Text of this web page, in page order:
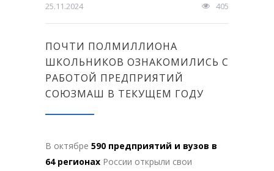
25.11.2024 405
ПОЧТИ ПОЛМИЛЛИОНА
ШКОЛЬНИКОВ ОЗНАКОМИЛИСЬ С
РАБОТОЙ ПРЕДПРИЯТИЙ
СОЮЗМАШ В ТЕКУЩЕМ ГОДУ
В октябре 590 предприятий и вузов в
64 регионах России открыли свои